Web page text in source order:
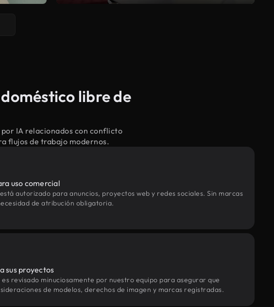
libre de
IA relacionados con conflicto
flujos de trabajo modernos.
uso comercial
autorizado para anuncios, proyectos web y redes sociales. Sin marcas
de atribución obligatoria.
sus proyectos
revisado minuciosamente por nuestro equipo para asegurar que
de modelos, derechos de imagen y marcas registradas.